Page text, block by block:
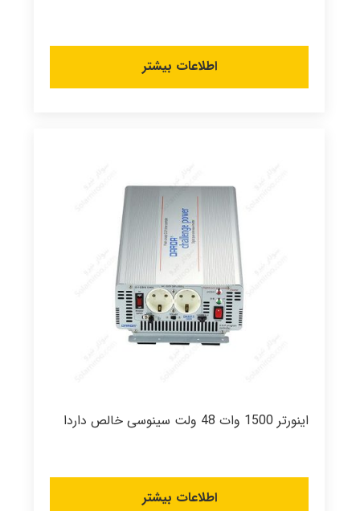
اطلاعات بیشتر
اینورتر 1500 وات 48 ولت سینوسی خالص داردا
اطلاعات بیشتر